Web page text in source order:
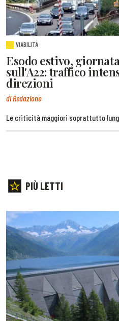
VIABILITÀ
Esodo estivo,
sull'A22: traffico
direzioni
di Redazione
Le criticità maggiori soprattutto
PIÙ LETTI